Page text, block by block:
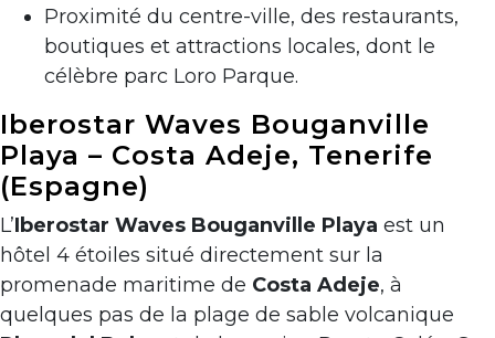
Proximité du centre-ville, des restaurants,
boutiques et attractions locales, dont le
célèbre parc Loro Parque.
Iberostar Waves Bouganville
Playa – Costa Adeje, Tenerife
(Espagne)
L’Iberostar Waves Bouganville Playa est un
hôtel 4 étoiles situé directement sur la
promenade maritime de Costa Adeje, à
quelques pas de la plage de sable volcanique